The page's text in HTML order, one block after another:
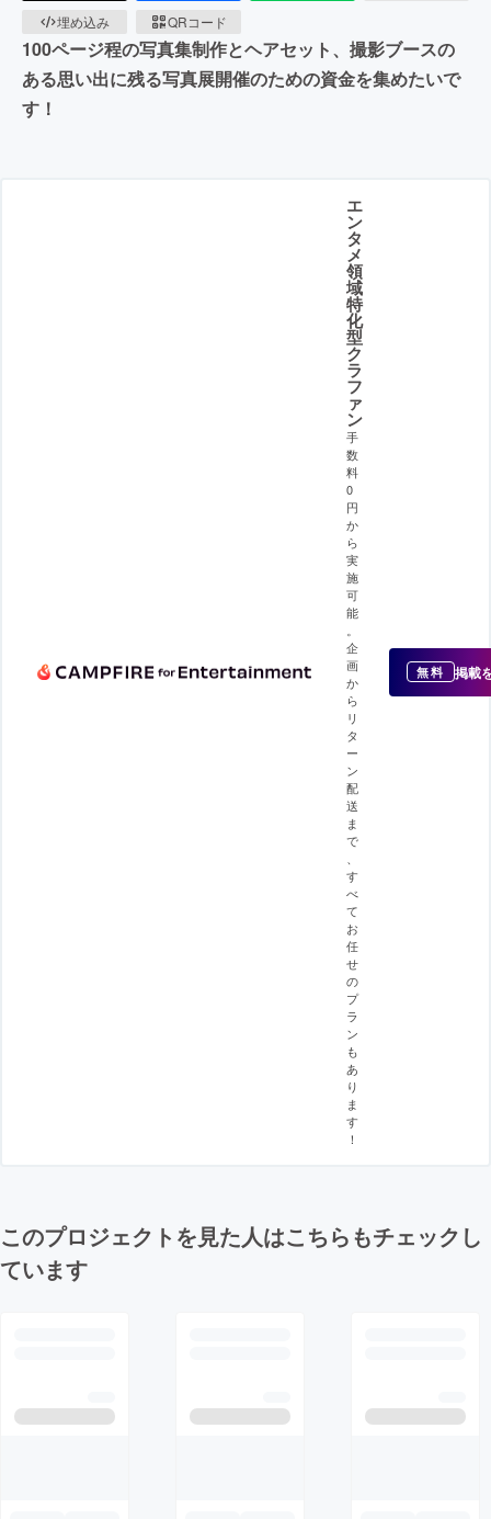
埋め込み
QRコード
100ページ程の写真集制作とヘアセット、撮影ブースの
ある思い出に残る写真展開催のための資金を集めたいで
す！
エ
ン
タ
メ
領
域
特
化
型
ク
ラ
フ
ァ
ン
手
数
料
0
円
か
ら
実
施
可
能
企
画
か
ら
リ
タ
ー
ン
配
送
ま
で
す
べ
て
お
任
せ
の
プ
ラ
ン
も
あ
り
ま
す
！
無料 掲載
このプロジェクトを見た人はこちらもチェックし
ています